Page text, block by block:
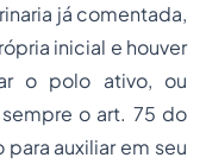
já comentada,
inicial e houver
o polo ativo, ou
o art. 75 do
auxiliar em seu